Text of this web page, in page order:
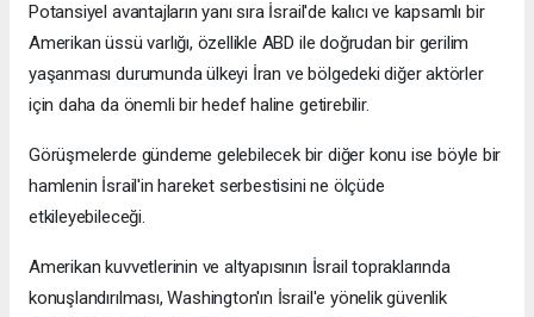
Potansiyel avantajların yanı sıra İsrail'de kalıcı ve kapsamlı bir
Amerikan üssü varlığı, özellikle ABD ile doğrudan bir gerilim
yaşanması durumunda ülkeyi İran ve bölgedeki diğer aktörler
için daha da önemli bir hedef haline getirebilir.
Görüşmelerde gündeme gelebilecek bir diğer konu ise böyle bir
hamlenin İsrail'in hareket serbestisini ne ölçüde
etkileyebileceği.
Amerikan kuvvetlerinin ve altyapısının İsrail topraklarında
konuşlandırılması, Washington'ın İsrail'e yönelik güvenlik